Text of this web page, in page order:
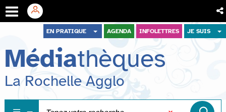
menu
contenu
recherche
EN PRATIQUE AGENDA INFOLETTRES JE SUIS
Médiathèques
La Rochelle Agglo